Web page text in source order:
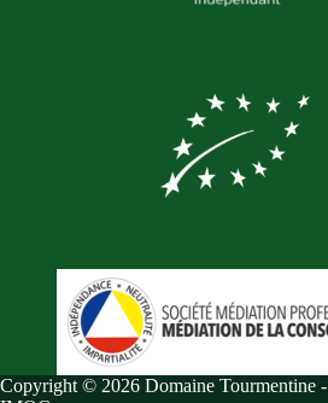
Copyright © 2026 Domaine Tourmentine -